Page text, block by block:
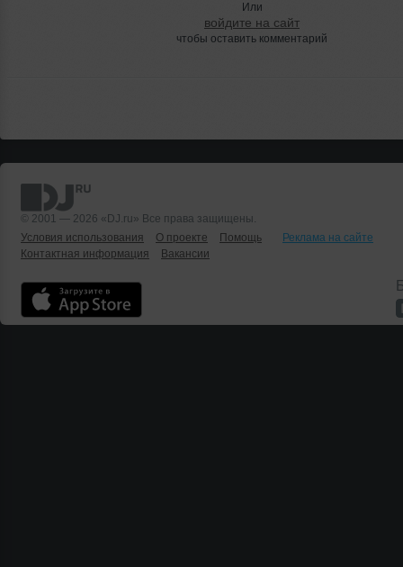
Или
войдите на сайт
чтобы оставить комментарий
© 2001 — 2026 «DJ.ru» Все права защищены.
Условия использования
О проекте Помощь
Реклама на сайте
Контактная информация
Вакансии